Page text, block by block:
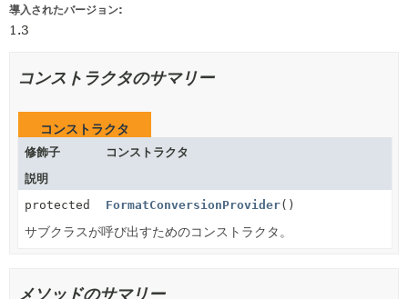
導入されたバージョン:
1.3
コンストラクタのサマリー
コンストラクタ
修飾子
コンストラクタ
説明
protected
FormatConversionProvider()
サブクラスが呼び出すためのコンストラクタ。
メソッドのサマリー